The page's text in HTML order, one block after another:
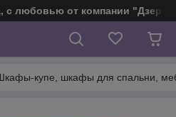
с любовью от компании
купе, шкафы для спальни,